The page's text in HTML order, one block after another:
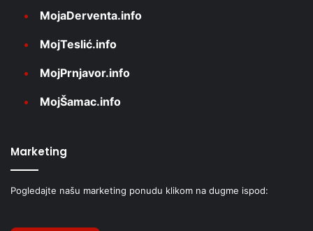
MojaDerventa.info
MojTeslić.info
MojPrnjavor.info
MojŠamac.info
Marketing
Pogledajte našu marketing ponudu klikom na dugme ispod: